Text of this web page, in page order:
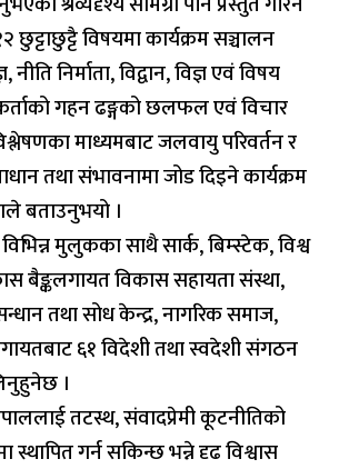
विषयमा कार्यक्रम सञ्चालन
निर्माता, विद्वान, विज्ञ एवं विषय
गहन ढङ्गको छलफल एवं विचार
माध्यमबाट जलवायु परिवर्तन र
तथा संभावनामा जोड दिइने कार्यक्रम
बताउनुभयो ।
मुलुकका साथै सार्क, बिम्स्टेक, विश्व
बैङ्कलगायत विकास सहायता संस्था,
तथा सोध केन्द्र, नागरिक समाज,
६१ विदेशी तथा स्वदेशी संगठन
।
तटस्थ, संवादप्रेमी कूटनीतिको
स्थापित गर्न सकिन्छ भन्ने दृढ विश्वास